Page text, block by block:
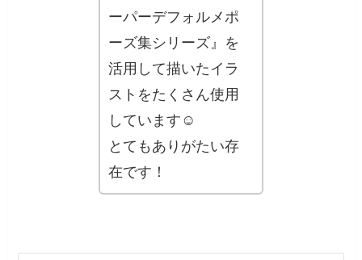
ーパーデフォルメポ
ーズ集シリーズ』を
活用して描いたイラ
ストをたくさん使用
しています☺️
とてもありがたい存
在です！